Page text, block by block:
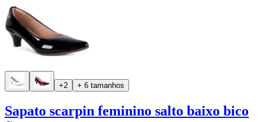
+2 + 6 tamanhos
Sapato scarpin feminino salto baixo bico